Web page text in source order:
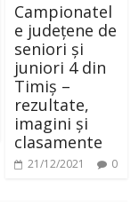
Campionatel
e județene de
seniori și
juniori 4 din
Timiș –
rezultate,
imagini și
clasamente
21/12/2021 0